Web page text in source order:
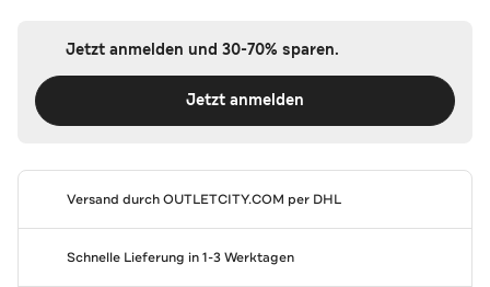
Jetzt anmelden und 30-70% sparen.
Jetzt anmelden
Versand durchOUTLETCITY.COM per DHL
Schnelle Lieferung in 1-3 Werktagen